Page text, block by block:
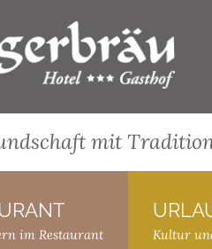
mit
im Restaurant Kultur